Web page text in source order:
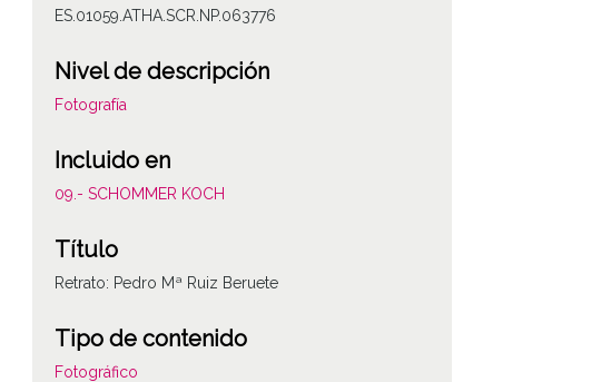
ES.01059.ATHA.SCR.NP.063776
Nivel de descripción
Fotografía
Incluido en
09.- SCHOMMER KOCH
Título
Retrato: Pedro Mª Ruiz Beruete
Tipo de contenido
Fotográfico